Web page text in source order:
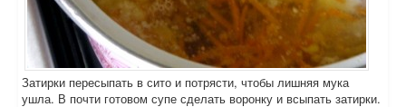
Затирки пересыпать в сито и потрясти, чтобы лишняя мука
ушла. В почти готовом супе сделать воронку и всыпать затирки.